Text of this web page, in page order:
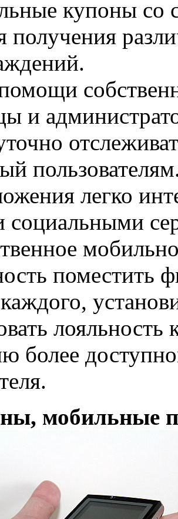
купоны со
получения
и
легко
социальными
поместить
лояльность
более
мобильные